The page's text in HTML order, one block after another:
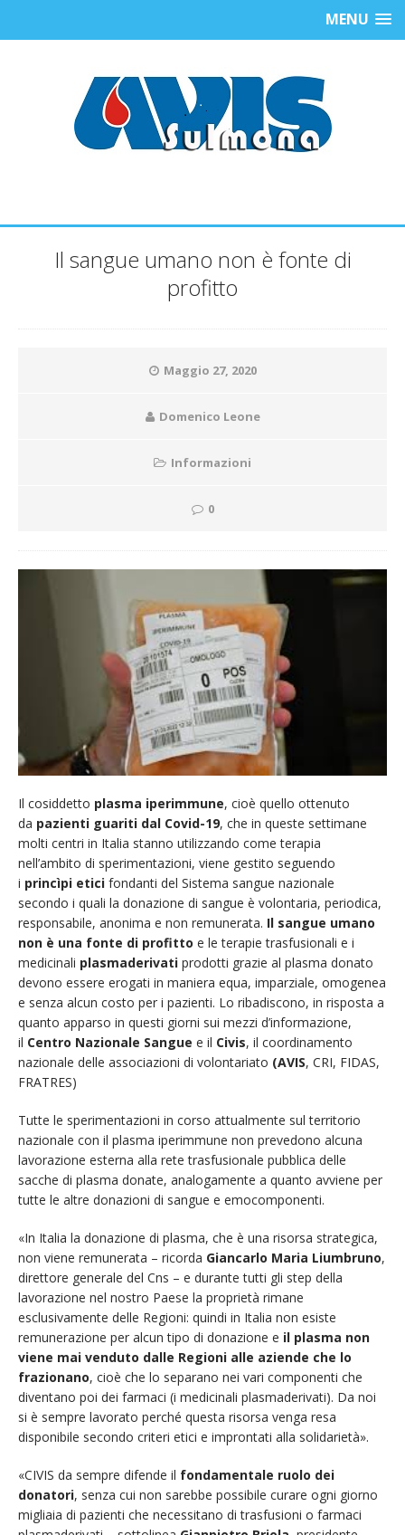
MENU
Il sangue umano non è fonte di
profitto
Maggio 27, 2020
Domenico Leone
Informazioni
0
Il cosiddetto plasma iperimmune, cioè quello ottenuto
da pazienti guariti dal Covid-19, che in queste settimane
molti centri in Italia stanno utilizzando come terapia
nell’ambito di sperimentazioni, viene gestito seguendo
i princìpi etici fondanti del Sistema sangue nazionale
secondo i quali la donazione di sangue è volontaria, periodica,
responsabile, anonima e non remunerata. Il sangue umano
non è una fonte di profitto e le terapie trasfusionali e i
medicinali plasmaderivati prodotti grazie al plasma donato
devono essere erogati in maniera equa, imparziale, omogenea
e senza alcun costo per i pazienti. Lo ribadiscono, in risposta a
quanto apparso in questi giorni sui mezzi d’informazione,
il Centro Nazionale Sangue e il Civis, il coordinamento
nazionale delle associazioni di volontariato (AVIS, CRI, FIDAS,
FRATRES)
Tutte le sperimentazioni in corso attualmente sul territorio
nazionale con il plasma iperimmune non prevedono alcuna
lavorazione esterna alla rete trasfusionale pubblica delle
sacche di plasma donate, analogamente a quanto avviene per
tutte le altre donazioni di sangue e emocomponenti.
«In Italia la donazione di plasma, che è una risorsa strategica,
non viene remunerata – ricorda Giancarlo Maria Liumbruno,
direttore generale del Cns – e durante tutti gli step della
lavorazione nel nostro Paese la proprietà rimane
esclusivamente delle Regioni: quindi in Italia non esiste
remunerazione per alcun tipo di donazione e il plasma non
viene mai venduto dalle Regioni alle aziende che lo
frazionano, cioè che lo separano nei vari componenti che
diventano poi dei farmaci (i medicinali plasmaderivati). Da noi
si è sempre lavorato perché questa risorsa venga resa
disponibile secondo criteri etici e improntati alla solidarietà».
«CIVIS da sempre difende il fondamentale ruolo dei
donatori, senza cui non sarebbe possibile curare ogni giorno
migliaia di pazienti che necessitano di trasfusioni o farmaci